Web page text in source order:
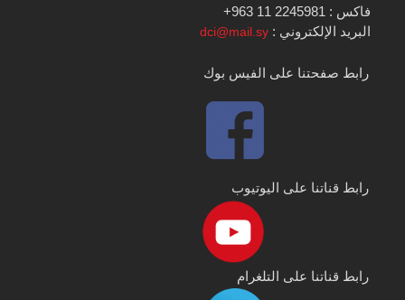
فاكس : 2245981 11 963+
البريد الإلكتروني :dci@mail.sy
رابط صفحتنا على الفيس بوك
رابط قناتنا على اليوتيوب
رابط قناتنا على التلغرام